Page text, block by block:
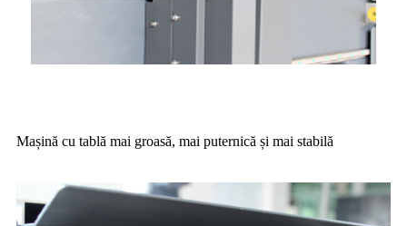
Mașină cu tablă mai groasă, mai puternică și mai stabilă